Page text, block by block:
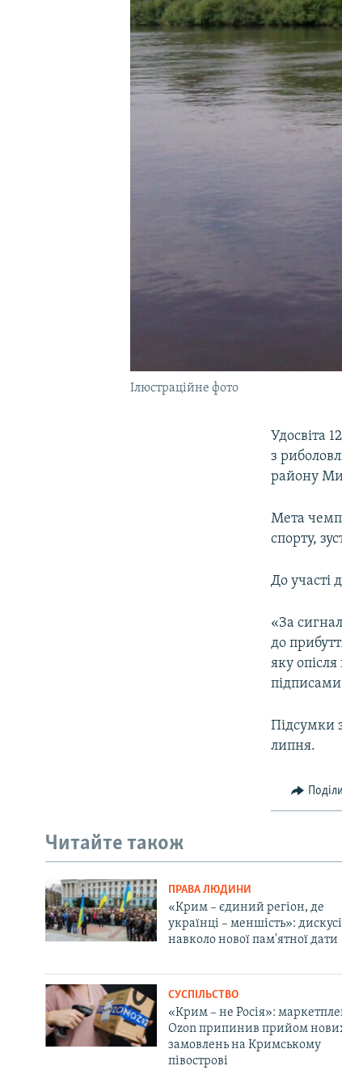
УКРАЇНСЬКА ПРОБЛЕМА КРИМУ
Ілюстраційне фото
Удосвіта
з
району
Мета
спорту,
До участі
«За
до
яку
Підсумки
липня.
Читайте також
ПРАВА ЛЮДИНИ
«Крим – єдиний регіон, де
українці – меншість»:
навколо нової пам'ятної дати
СУСПІЛЬСТВО
«Крим – не Росія»:
Ozon припинив прийом
замовлень на Кримському
півострові